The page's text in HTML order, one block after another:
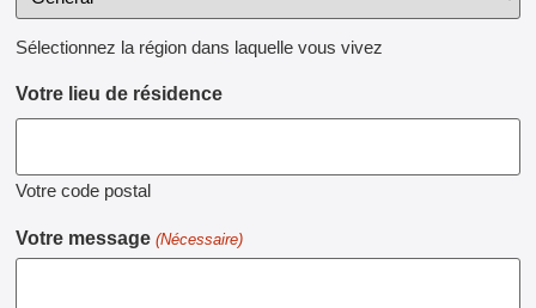
Sélectionnez la région dans laquelle vous vivez
Votre lieu de résidence
Votre code postal
Votre message (Nécessaire)